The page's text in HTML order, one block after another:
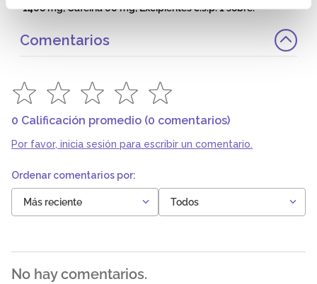
1408 mg; Cafeína 60 mg; Excipientes c.s.p. 1 sobre.
Comentarios
0 Calificación promedio (0 comentarios)
Por favor, inicia sesión para escribir un comentario.
Más reciente Todos
No hay comentarios.